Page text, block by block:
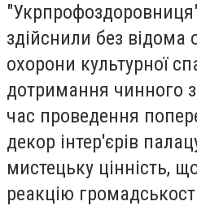
здійснили без відома
охорони культурної
дотримання чинного
час проведення
декор інтер'єрів
мистецьку цінність,
реакцію